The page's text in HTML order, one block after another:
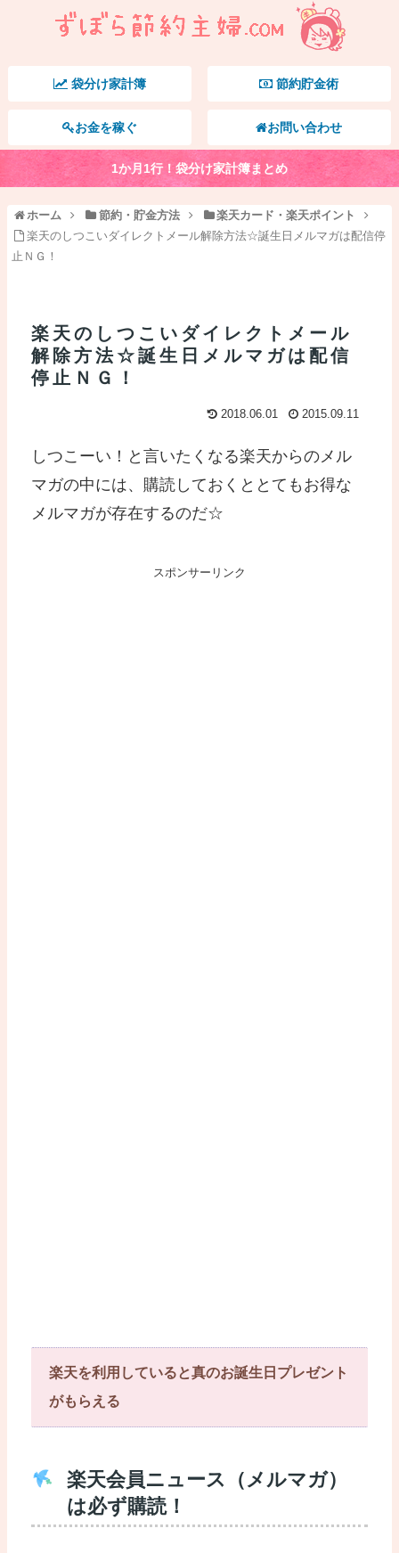
袋分け家計簿 節約貯金術
お金を稼ぐ お問い合わせ
1か月1行！袋分け家計簿まとめ
ホーム 節約・貯金方法
楽天カード・楽天ポイント
楽天のしつこいダイレクトメール解除方法☆誕生日メルマガは配信停
止ＮＧ！
楽天のしつこいダイレクトメール
解除方法☆誕生日メルマガは配信
停止ＮＧ！
2018.06.01 2015.09.11
しつこーい！と言いたくなる楽天からのメル
マガの中には、購読しておくととてもお得な
メルマガが存在するのだ☆
スポンサーリンク
楽天を利用していると真のお誕生日プレゼント
がもらえる
楽天会員ニュース（メルマガ）
は必ず購読！